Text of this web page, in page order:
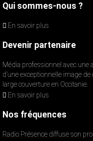
Qui sommes-nous ?
En savoir plus
Devenir partenaire
Média professionnel avec une
d’une exceptionnelle image
large couverture en Occitanie.
En savoir plus
Nos fréquences
Radio Présence diffuse son